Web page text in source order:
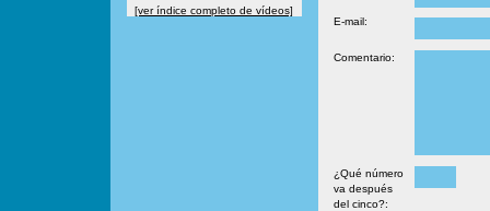
[ver índice completo de vídeos]
E-mail:
Comentario:
¿Qué número
va después
del cinco?: